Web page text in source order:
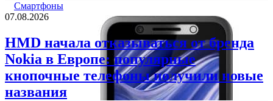
Смартфоны
07.08.2026
HMD начала отказываться от бренда
Nokia в Европе: популярные
кнопочные телефоны получили новые
названия